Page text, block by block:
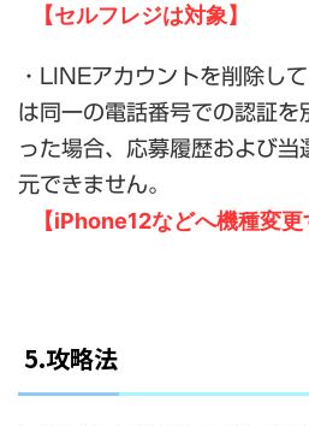
【セルフレジは対象】
・LINEアカウントを削除し
は同一の電話番号での認証を
った場合、応募履歴および当
元できません。
【iPhone12などへ機種変更
5.攻略法